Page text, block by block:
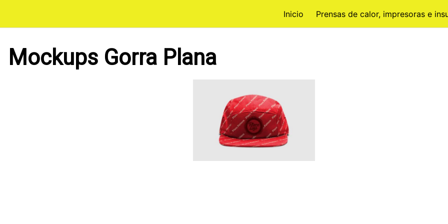
contenido
Inicio Prensas de calor, impresoras e
Mockups Gorra Plana